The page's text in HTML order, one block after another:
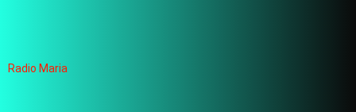
Radio Maria